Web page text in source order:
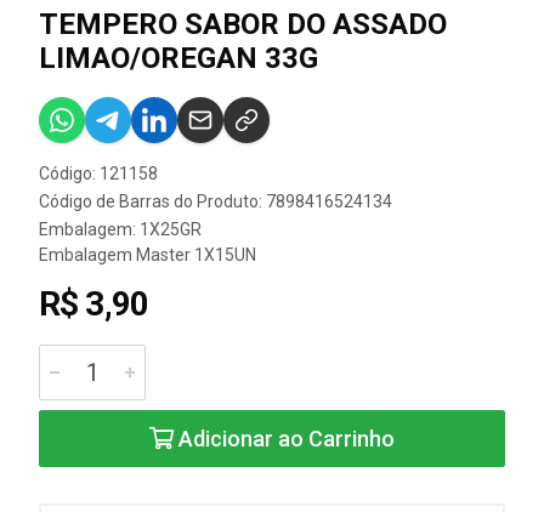
TEMPERO SABOR DO ASSADO
LIMAO/OREGAN 33G
Código: 121158
Código de Barras do Produto: 7898416524134
Embalagem: 1X25GR
Embalagem Master 1X15UN
R$ 3,90
Adicionar ao Carrinho